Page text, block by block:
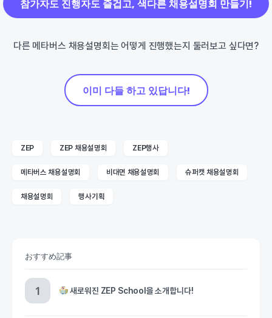
참가자도 진행자도 즐겁고, 색다른 채용설명회 만들기!
다른 메타버스 채용설명회는 어떻게 진행했는지 둘러보고 싶다면?
이미 다들 하고 있답니다!
ZEP ZEP 채용설명회 ZEP행사
메타버스 채용설명회 비대면 채용설명회 슈퍼캣 채용설명회
채용설명회 행사기획
おすすめ記事
새로워진 ZEP School을 소개합니다!